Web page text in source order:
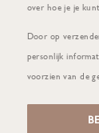
over hoe je je
Door op
personlijk
voorzien van de